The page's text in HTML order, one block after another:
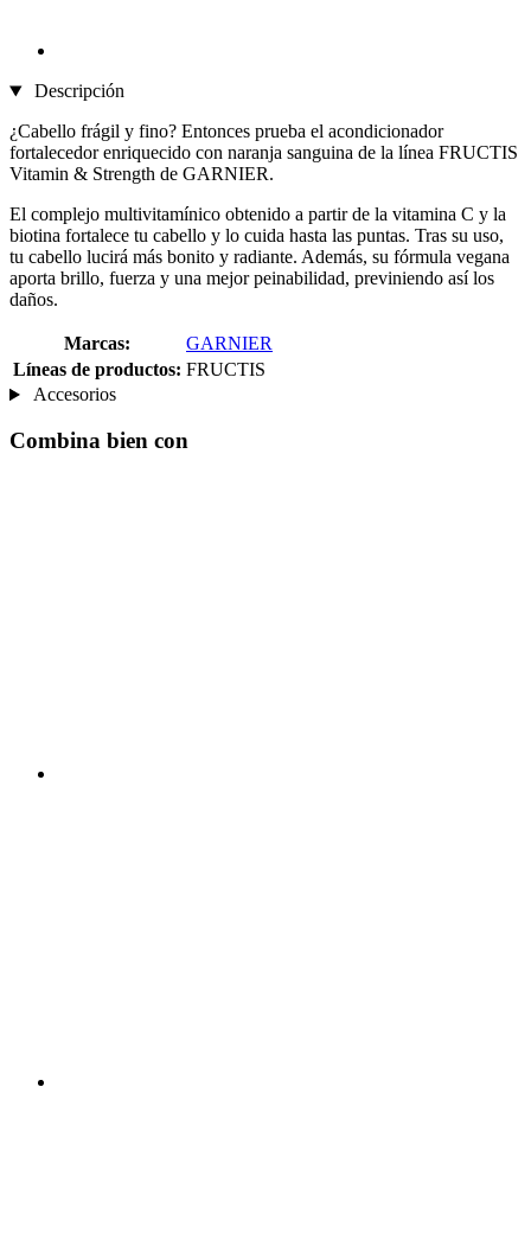
Descripción
¿Cabello frágil y fino? Entonces prueba el acondicionador
fortalecedor enriquecido con naranja sanguina de la línea FRUCTIS
Vitamin & Strength de GARNIER.
El complejo multivitamínico obtenido a partir de la vitamina C y la
biotina fortalece tu cabello y lo cuida hasta las puntas. Tras su uso,
tu cabello lucirá más bonito y radiante. Además, su fórmula vegana
aporta brillo, fuerza y una mejor peinabilidad, previniendo así los
daños.
Marcas:
GARNIER
Líneas de productos: FRUCTIS
Accesorios
Combina bien con